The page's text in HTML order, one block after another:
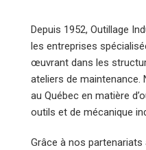
Depuis 1952, Outillage
les entreprises
œuvrant dans les
ateliers de
au Québec en matière
outils et de mécanique
Grâce à nos